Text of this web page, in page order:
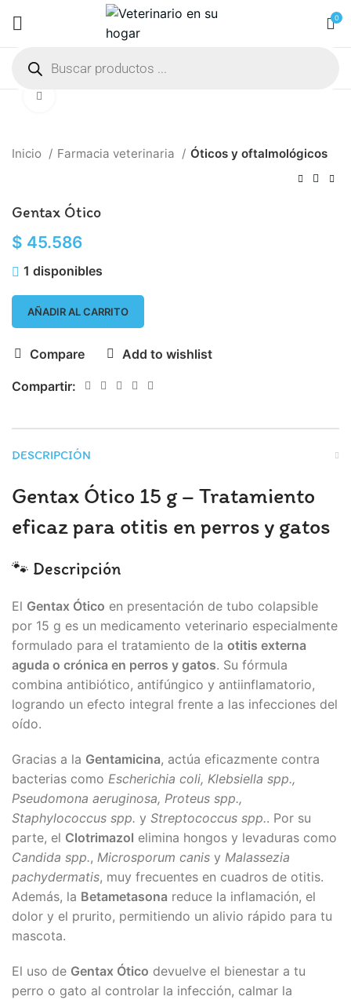
0
Inicio Farmacia veterinaria Óticos y oftalmológicos
Gentax Ótico
$ 45.586
1 disponibles
AÑADIR AL CARRITO
Compare Add to wishlist
Compartir:
DESCRIPCIÓN
Gentax Ótico 15 g – Tratamiento
eficaz para otitis en perros y gatos
🐾 Descripción
El Gentax Ótico en presentación de tubo colapsible
por 15 g es un medicamento veterinario especialmente
formulado para el tratamiento de la otitis externa
aguda o crónica en perros y gatos. Su fórmula
combina antibiótico, antifúngico y antiinflamatorio,
logrando un efecto integral frente a las infecciones del
oído.
Gracias a la Gentamicina, actúa eficazmente contra
bacterias como Escherichia coli, Klebsiella spp.,
Pseudomona aeruginosa, Proteus spp.,
Staphylococcus spp. y Streptococcus spp.. Por su
parte, el Clotrimazol elimina hongos y levaduras como
Candida spp., Microsporum canis y Malassezia
pachydermatis, muy frecuentes en cuadros de otitis.
Además, la Betametasona reduce la inflamación, el
dolor y el prurito, permitiendo un alivio rápido para tu
mascota.
El uso de Gentax Ótico devuelve el bienestar a tu
perro o gato al controlar la infección, calmar la